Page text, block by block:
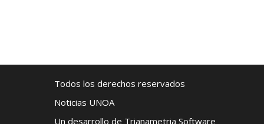
Todos los derechos reservados
Noticias UNOA
Un desarrollo de Trianametria Software